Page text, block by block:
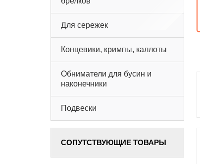
Для сережек
Концевики, кримпы, каллоты
Обниматели для бусин и
наконечники
Подвески
СОПУТСТВУЮЩИЕ ТОВАРЫ